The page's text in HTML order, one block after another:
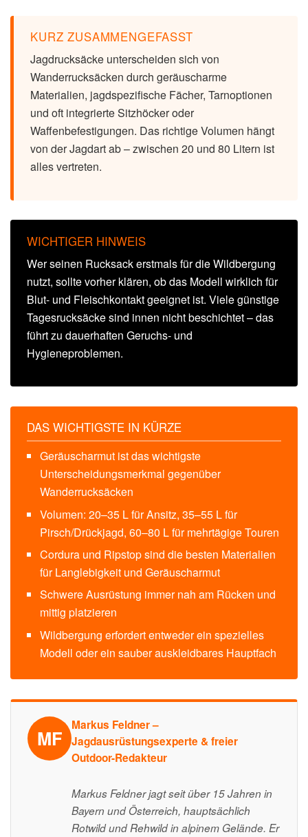
KURZ ZUSAMMENGEFASST
Jagdrucksäcke unterscheiden sich von
Wanderrucksäcken durch geräuscharme
Materialien, jagdspezifische Fächer, Tarnoptionen
und oft integrierte Sitzhöcker oder
Waffenbefestigungen. Das richtige Volumen hängt
von der Jagdart ab – zwischen 20 und 80 Litern ist
alles vertreten.
WICHTIGER HINWEIS
Wer seinen Rucksack erstmals für die Wildbergung
nutzt, sollte vorher klären, ob das Modell wirklich für
Blut- und Fleischkontakt geeignet ist. Viele günstige
Tagesrucksäcke sind innen nicht beschichtet – das
führt zu dauerhaften Geruchs- und
Hygieneproblemen.
DAS WICHTIGSTE IN KÜRZE
Geräuscharmut ist das wichtigste
Unterscheidungsmerkmal gegenüber
Wanderrucksäcken
Volumen: 20–35 L für Ansitz, 35–55 L für
Pirsch/Drückjagd, 60–80 L für mehrtägige Touren
Cordura und Ripstop sind die besten Materialien
für Langlebigkeit und Geräuscharmut
Schwere Ausrüstung immer nah am Rücken und
mittig platzieren
Wildbergung erfordert entweder ein spezielles
Modell oder ein sauber auskleidbares Hauptfach
MF
Markus Feldner –
Jagdausrüstungsexperte & freier
Outdoor-Redakteur
Markus Feldner jagt seit über 15 Jahren in
Bayern und Österreich, hauptsächlich
Rotwild und Rehwild in alpinem Gelände. Er